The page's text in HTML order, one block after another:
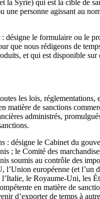
la Syrie) qui est la cible de
une personne agissant au
désigne le formulaire ou le
que nous rédigeons de
et qui est disponible sur
les lois, réglementations,
matière de sanctions
administrés,
: désigne le Cabinet du
; le Comité des
soumis au contrôle des
l’Union européenne (et l’un
l’Italie, le Royaume-Uni, les
en matière de
d’exporter de temps à